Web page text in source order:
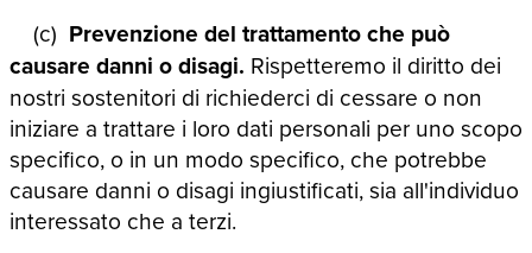
(c) Prevenzione del trattamento che può
causare danni o disagi. Rispetteremo il diritto dei
nostri sostenitori di richiederci di cessare o non
iniziare a trattare i loro dati personali per uno scopo
specifico, o in un modo specifico, che potrebbe
causare danni o disagi ingiustificati, sia all'individuo
interessato che a terzi.